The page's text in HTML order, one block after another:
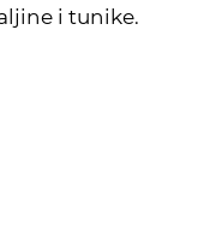
i tunike.